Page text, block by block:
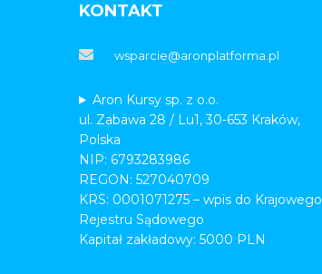
KONTAKT
wsparcie@aronplatforma.pl
Aron Kursy sp. z o.o.
ul. Zabawa 28 / Lu1, 30-653 Kraków,
Polska
NIP: 6793283986
REGON: 527040709
KRS: 0001071275 – wpis do Krajowego
Rejestru Sądowego
Kapitał zakładowy: 5000 PLN